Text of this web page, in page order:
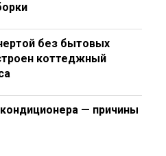
без бытовых
коттеджный
— причины